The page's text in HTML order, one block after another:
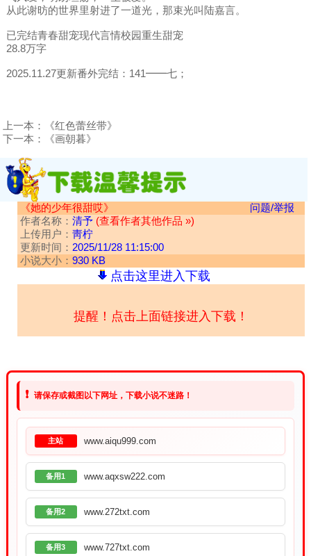
从此谢昉的世界里射进了一道光，那束光叫陆嘉言。
已完结青春甜宠现代言情校园重生甜宠
28.8万字
2025.11.27更新番外完结：141━━七；
上一本：
《红色蕾丝带》
下一本：
《画朝暮》
《她的少年很甜哎》
问题/举报
作者名称： 清予 (查看作者其他作品 »)
上传用户： 靑柠
更新时间： 2025/11/28 11:15:00
小说大小： 930 KB
点击这里进入下载
提醒！点击上面链接进入下载！
❗ 请保存或截图以下网址，下载小说不迷路！
主站 www.aiqu999.com
备用1 www.aqxsw222.com
备用2 www.272txt.com
备用3 www.727txt.com